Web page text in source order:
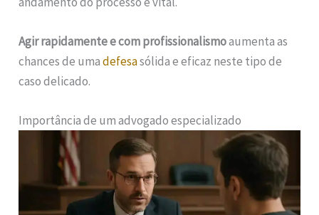
Agir rapidamente e com profissionalismoaumenta as
chances de umadefesasólida e eficaz neste tipo de
caso delicado.
Importância de um advogado especializado